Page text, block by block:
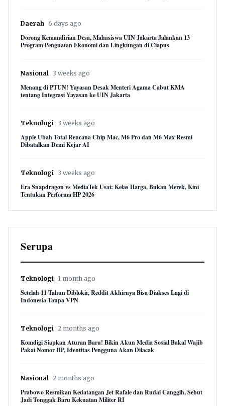
Daerah 6 days ago
Dorong Kemandirian Desa, Mahasiswa UIN Jakarta Jalankan 13
Program Penguatan Ekonomi dan Lingkungan di Ciapus
Nasional 3 weeks ago
Menang di PTUN! Yayasan Desak Menteri Agama Cabut KMA
tentang Integrasi Yayasan ke UIN Jakarta
Teknologi 3 weeks ago
Apple Ubah Total Rencana Chip Mac, M6 Pro dan M6 Max Resmi
Dibatalkan Demi Kejar AI
Teknologi 3 weeks ago
Era Snapdragon vs MediaTek Usai: Kelas Harga, Bukan Merek, Kini
Tentukan Performa HP 2026
Serupa
Teknologi 1 month ago
Setelah 11 Tahun Diblokir, Reddit Akhirnya Bisa Diakses Lagi di
Indonesia Tanpa VPN
Teknologi 2 months ago
Komdigi Siapkan Aturan Baru! Bikin Akun Media Sosial Bakal Wajib
Pakai Nomor HP, Identitas Pengguna Akan Dilacak
Nasional 2 months ago
Prabowo Resmikan Kedatangan Jet Rafale dan Rudal Canggih, Sebut
Jadi Tonggak Baru Kekuatan Militer RI